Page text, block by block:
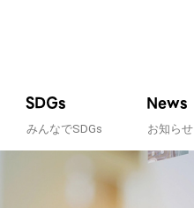
SDGs
みんなでSDGs
News
お知らせ